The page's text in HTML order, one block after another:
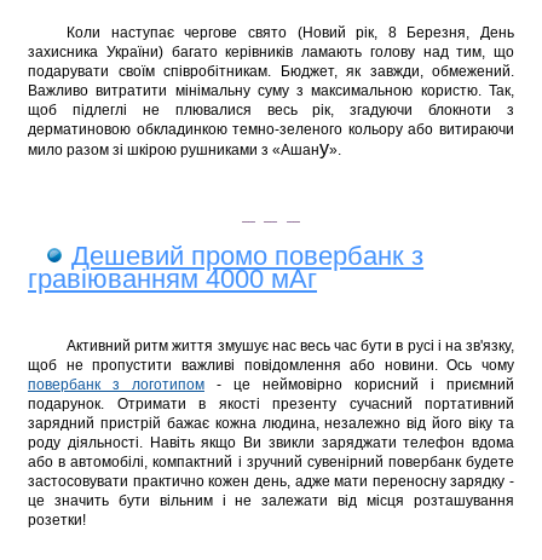
Коли наступаєчергове свято (Новий рік, 8 Березня, День
захисника України) багатокерівників ламають голову над тим, що
подарувати своїм співробітникам. Бюджет, як завжди, обмежений.
Важливо витратити мінімальну суму з максимальною користю. Так,
щоб підлеглі не плювалися весь рік, згадуючи блокноти з
дерматиновою обкладинкою темно-зеленого кольору або витираючи
мило разом зі шкірою рушниками з «Ашану».
Дешевий промо повербанк з
гравіюванням 4000 мАг
Активний ритм життя змушує нас весь час бути в русі і на зв'язку,
щоб не пропустити важливі повідомлення або новини. Ось чому
повербанк з логотипом - це неймовірно корисний і приємний
подарунок. Отримати в якості презенту сучасний портативний
зарядний пристрій бажає кожна людина, незалежно від його віку та
роду діяльності. Навіть якщо Ви звикли заряджати телефон вдома
або в автомобілі, компактний і зручний сувенірний повербанк будете
застосовувати практично кожен день, адже мати переносну зарядку -
це значить бути вільним і не залежати від місця розташування
розетки!